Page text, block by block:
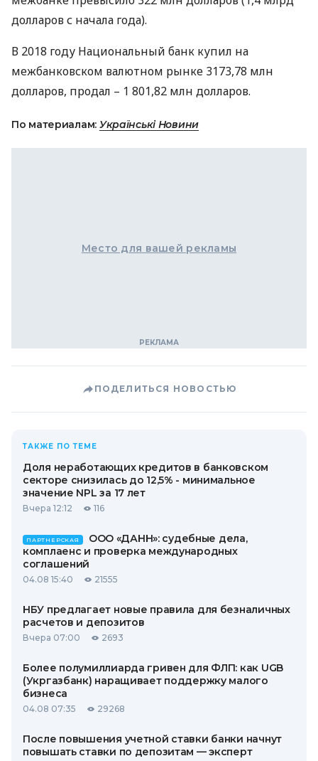
долларов с начала года).
В 2018 году Национальный банк купил на
межбанковском валютном рынке 3173,78 млн
долларов, продал – 1 801,82 млн долларов.
По материалам: Українські Новини
Место для вашей рекламы
ПОДЕЛИТЬСЯ НОВОСТЬЮ
ТАКЖЕ ПО ТЕМЕ
Доля неработающих кредитов в банковском
секторе снизилась до 12,5% - минимальное
значение NPL за 17 лет
Вчера 12:12 116
ПАРТНЕРСКАЯ
ООО «ДАНН»: судебные дела,
комплаенс и проверка международных
соглашений
04.08 15:40 21555
НБУ предлагает новые правила для безналичных
расчетов и депозитов
Вчера 07:00 2693
Более полумиллиарда гривен для ФЛП: как UGB
(Укргазбанк) наращивает поддержку малого
бизнеса
04.08 07:35 29268
После повышения учетной ставки банки начнут
повышать ставки по депозитам — эксперт